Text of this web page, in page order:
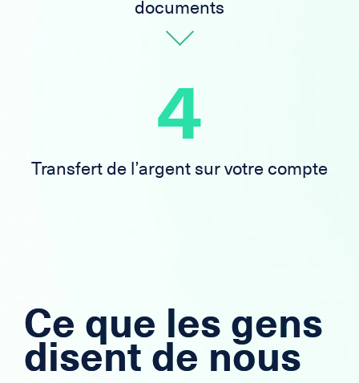
documents
4
Transfert de l’argent sur votre compte
Ce que les gens
disent de nous